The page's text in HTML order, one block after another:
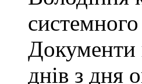
системного
Документи
днів з дня